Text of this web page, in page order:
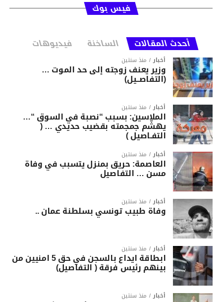
فيس بوك
أحدث المقالات الساخنة فيديوهات
أخبار منذ سنتين
وزير يعنف زوجته إلى حد الموت …
(التفاصــيل)
أخبار منذ سنتين
الملاسين: بسبب “نصبة في السوق “…
يهشّم جمجمته بقضيب حديدي … (
التفـاصيل )
أخبار منذ سنتين
العاصمة: حريق بمنزل يتسبب في وفاة
مسن … التفاصيل
أخبار منذ سنتين
وفاة طبيب تونسي بسلطنة عمان ..
أخبار منذ سنتين
ابطاقة ايداع بالسجن في حق 5 امنيين من
بينهم رئيس فرقة ( التفاصيل)
أخبار منذ سنتين